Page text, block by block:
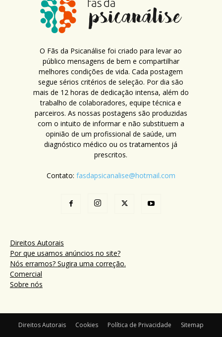
O Fãs da Psicanálise foi criado para levar ao
público mensagens de bem e compartilhar
melhores condições de vida. Cada postagem
segue sérios critérios de seleção. Por dia são
mais de 12 horas de dedicação intensa, além do
trabalho de colaboradores, equipe técnica e
parceiros. As nossas postagens são produzidas
com o intuito de informar e não substituem a
opinião de um profissional de saúde, um
diagnóstico médico ou os tratamentos já
prescritos.
Contato: fasdapsicanalise@hotmail.com
Direitos Autorais
Por que usamos anúncios no site?
Nós erramos? Sugira uma correção.
Comercial
Sobre nós
Direitos Autorais Cookies Política de Privacidade Sitemap